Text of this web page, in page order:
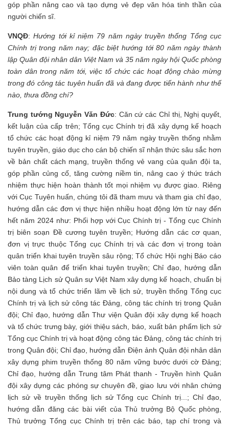
góp phần nâng cao và tạo dựng vẻ đẹp văn hóa tinh thần của
người chiến sĩ.
VNQĐ:Hướng tới kỉ niệm 79 năm ngày truyền thống Tổng cục
Chính trị trong năm nay; đặc biệt hướng tới 80 năm ngày thành
lập Quân đội nhân dân Việt Nam và 35 năm ngày hội Quốc phòng
toàn dân trong năm tới, việc tổ chức các hoạt động chào mừng
trong đó công tác tuyên huấn đã và đang được tiến hành như thế
nào, thưa đồng chí?
Trung tướng Nguyễn Văn Đức: Căn cứ các Chỉ thị, Nghị quyết,
kết luận của cấp trên; Tổng cục Chính trị đã xây dựng kế hoạch
tổ chức các hoạt động kỉ niệm 79 năm ngày truyền thống nhằm
tuyên truyền, giáo dục cho cán bộ chiến sĩ nhận thức sâu sắc hơn
về bản chất cách mạng, truyền thống vẻ vang của quân đội ta,
góp phần củng cố, tăng cường niềm tin, nâng cao ý thức trách
nhiệm thực hiện hoàn thành tốt mọi nhiệm vụ được giao. Riêng
với Cục Tuyên huấn, chúng tôi đã tham mưu và tham gia chỉ đạo,
hướng dẫn các đơn vị thực hiện nhiều hoạt động lớn từ nay đến
hết năm 2024 như: Phối hợp với Cục Chính trị - Tổng cục Chính
trị biên soạn Đề cương tuyên truyền; Hướng dẫn các cơ quan,
đơn vị trực thuộc Tổng cục Chính trị và các đơn vị trong toàn
quân triển khai tuyên truyền sâu rộng; Tổ chức Hội nghị Báo cáo
viên toàn quân để triển khai tuyên truyền; Chỉ đạo, hướng dẫn
Bảo tàng Lịch sử Quân sự Việt Nam xây dựng kế hoạch, chuẩn bị
nội dung và tổ chức triển lãm về lịch sử, truyền thống Tổng cục
Chính trị và lịch sử công tác Đảng, công tác chính trị trong Quân
đội; Chỉ đạo, hướng dẫn Thư viện Quân đội xây dựng kế hoạch
và tổ chức trưng bày, giới thiệu sách, báo, xuất bản phẩm lịch sử
Tổng cục Chính trị và hoạt động công tác Đảng, công tác chính trị
trong Quân đội; Chỉ đạo, hướng dẫn Điện ảnh Quân đội nhân dân
xây dựng phim truyền thống 80 năm vững bước dưới cờ Đảng;
Chỉ đạo, hướng dẫn Trung tâm Phát thanh - Truyền hình Quân
đội xây dựng các phóng sự chuyên đề, giao lưu với nhân chứng
lịch sử về truyền thống lịch sử Tổng cục Chính trị...; Chỉ đạo,
hướng dẫn đăng các bài viết của Thủ trưởng Bộ Quốc phòng,
Thủ trưởng Tổng cục Chính trị trên các báo, tạp chí trong và